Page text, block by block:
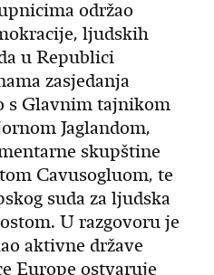
održao
ljudskih
u Republici
zasjedanja
s Glavnim tajnikom
Jaglandom,
skupštine
Cavusogluom, te
suda za ljudska
U razgovoru je
aktivne države
Europe ostvaruje